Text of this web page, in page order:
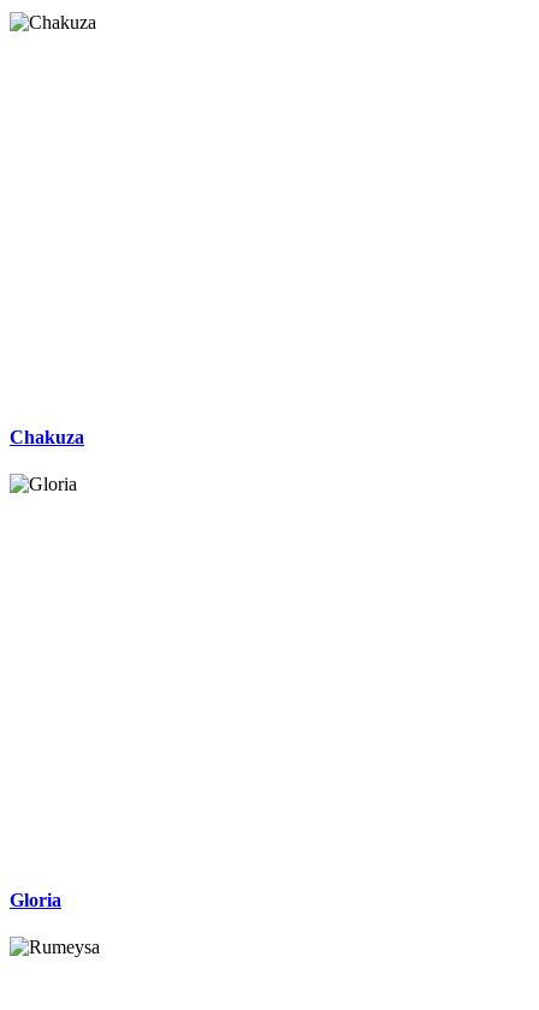
Chakuza
Gloria